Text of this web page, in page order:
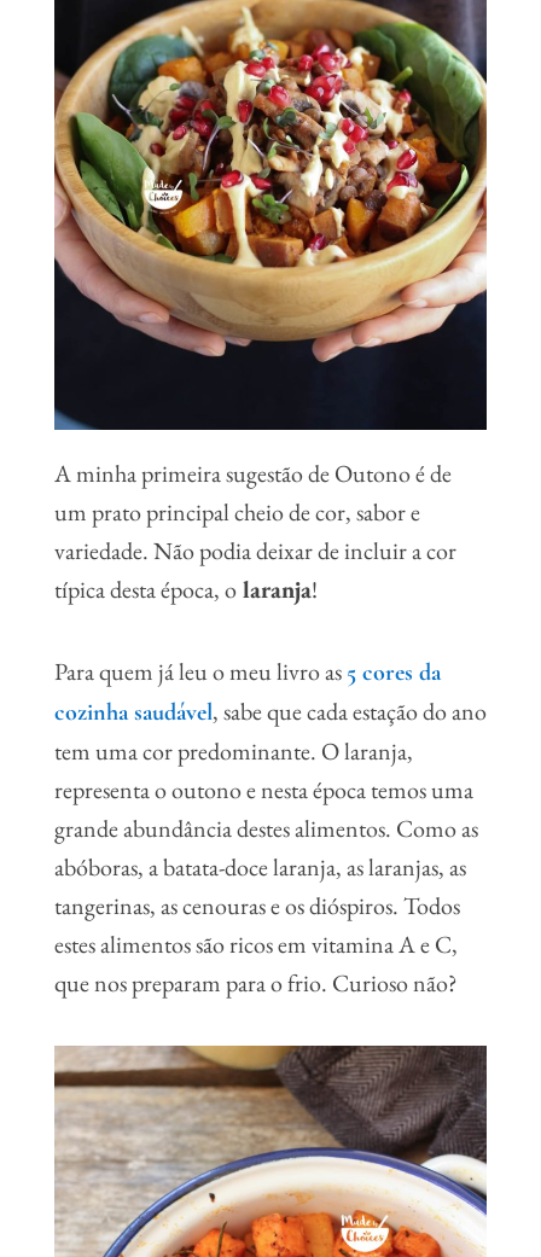
A minha primeira sugestão de Outono é de
um prato principal cheio de cor, sabor e
variedade. Não podia deixar de incluir a cor
típica desta época, olaranja!
Para quem já leu o meu livro as 5 cores da
cozinha saudável, sabe que cada estação do ano
tem uma cor predominante. O laranja,
representa o outono e nesta época temos uma
grande abundância destes alimentos. Como as
abóboras, a batata-doce laranja, as laranjas, as
tangerinas, as cenouras e os dióspiros. Todos
estes alimentos são ricos em vitamina A e C,
que nos preparam para o frio. Curioso não?